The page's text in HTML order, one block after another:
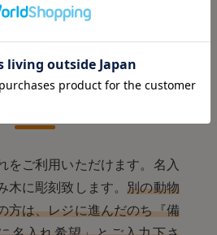
れについて
をご利用いただけます。名入
木に彫刻致します。別の動物
方は、レジに進んだのち『備